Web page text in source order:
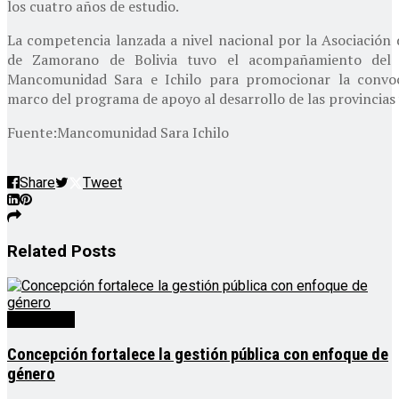
los cuatro años de estudio.
La competencia lanzada a nivel nacional por la Asociación
de Zamorano de Bolivia tuvo el acompañamiento del
Mancomunidad Sara e Ichilo para promocionar la
marco del programa de apoyo al desarrollo de las
Fuente:Mancomunidad Sara Ichilo
Share Tweet
Related Posts
Concepción fortalece la gestión pública con enfoque de
género